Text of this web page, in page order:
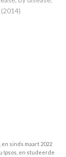
sinds maart 2022
Ipsos, en studeerde